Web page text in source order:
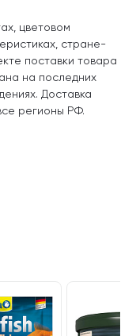
цветовом
стране-
поставки товара
на последних
Доставка
регионы РФ.